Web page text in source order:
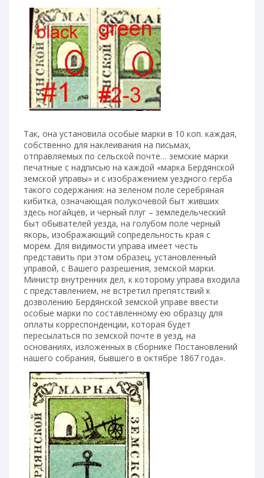
Так, она установила особые марки в 10 коп. каждая,
собственно для наклеивания на письмах,
отправляемых по сельской почте… земские марки
печатные с надписью на каждой «марка Бердянской
земской управы» и с изображением уездного герба
такого содержания: на зеленом поле серебряная
кибитка, означающая полукочевой быт живших
здесь ногайцев, и черный плуг – земледельческий
быт обывателей уезда, на голубом поле черный
якорь, изображающий сопредельность края с
морем. Для видимости управа имеет честь
представить при этом образец, установленный
управой, с Вашего разрешения, земской марки.
Министр внутренних дел, к которому управа входила
с представлением, не встретил препятствий к
дозволению Бердянской земской управе ввести
особые марки по составленному ею образцу для
оплаты корреспонденции, которая будет
пересылаться по земской почте в уезд, на
основаниях, изложенных в сборнике Постановлений
нашего собрания, бывшего в октябре 1867 года».